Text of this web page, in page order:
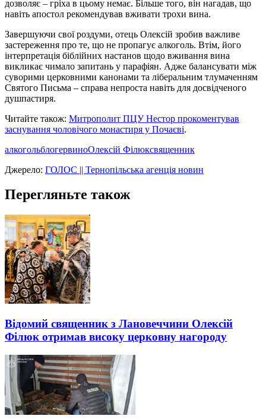
дозволяє – гріха в цьому немає. Більше того, він нагадав, що
навіть апостол рекомендував вживати трохи вина.
Завершуючи свої роздуми, отець Олексій зробив важливе
застереження про те, що не пропагує алкоголь. Втім, його
інтерпретація біблійних настанов щодо вживання вина
викликає чимало запитань у парафіян. Адже балансувати між
суворими церковними канонами та ліберальним тлумаченням
Святого Письма – справа непроста навіть для досвідченого
душпастиря.
Читайте також: Митрополит ПЦУ Нестор прокоментував
заснування чоловічого монастиря у Почаєві.
алкогольблогервиноОлексій Філюксвященник
Джерело: ГОЛОС || Тернопільська агенція новин
Перегляньте також
Відомий священник з Лановеччини Олексій
Філюк отримав високу церковну нагороду